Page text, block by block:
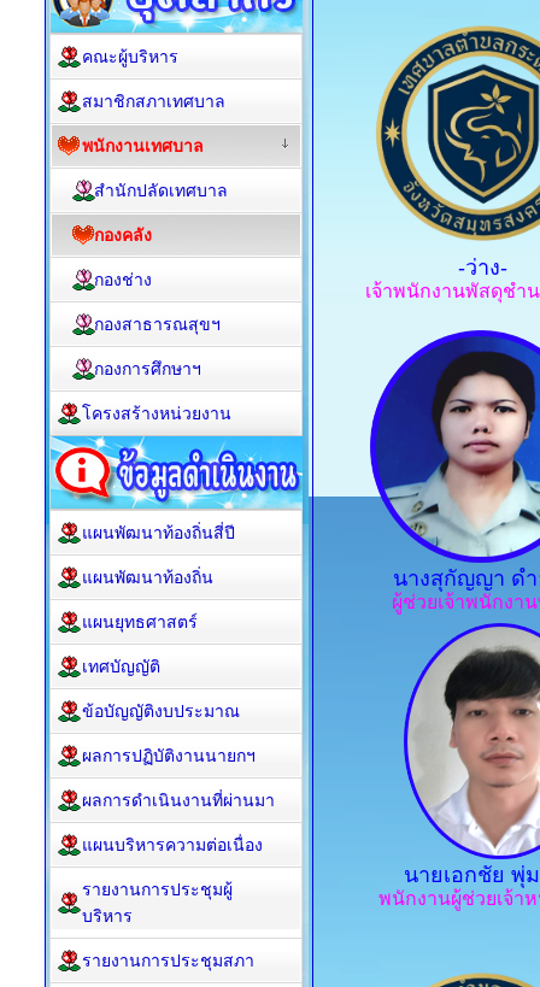
-ว่าง-
เจ้าพนักงานพัสดุชำ
นางสุกัญญา ดำ
ผู้ช่วยเจ้าพนักงา
นายเอกชัย พุ่
พนักงานผู้ช่วยเจ้า
คณะผู้บริหาร
สมาชิกสภาเทศบาล
พนักงานเทศบาล
สำนักปลัดเทศบาล
กองคลัง
กองช่าง
กองสาธารณสุขฯ
กองการศึกษาฯ
โครงสร้างหน่วยงาน
แผนพัฒนาท้องถิ่นสี่ปี
แผนพัฒนาท้องถิ่น
แผนยุทธศาสตร์
เทศบัญญัติ
ข้อบัญญัติงบประมาณ
ผลการปฏิบัติงานนายกฯ
ผลการดำเนินงานที่ผ่านมา
แผนบริหารความต่อเนื่อง
รายงานการประชุมผู้
บริหาร
รายงานการประชุมสภา